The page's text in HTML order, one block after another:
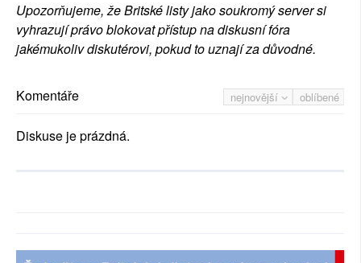
Upozorňujeme, že Britské listy jako soukromý server si
vyhrazují právo blokovat přístup na diskusní fóra
jakémukoliv diskutérovi, pokud to uznají za důvodné.
nejnovější oblíbené
Komentáře
Diskuse je prázdná.